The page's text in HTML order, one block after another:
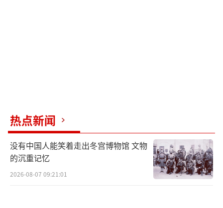
司新推出的“火山”制导炮弹。“火山”炮弹
可以精确打击70公里至80公里之内的目标。76/
62超快型舰炮是唯一能够发射上述两种弹药的
系统。
热点新闻
没有中国人能笑着走出冬宫博物馆 文物
的沉重记忆
2026-08-07 09:21:01